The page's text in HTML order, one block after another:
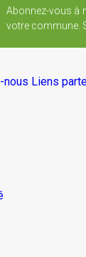
Abonnez-vous à
votre commune.
nous Liens